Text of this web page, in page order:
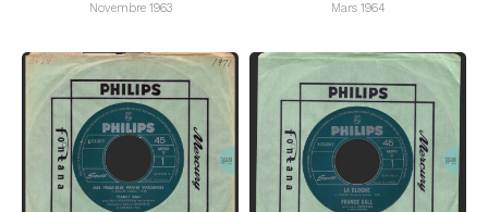
Novembre 1963 Mars 1964